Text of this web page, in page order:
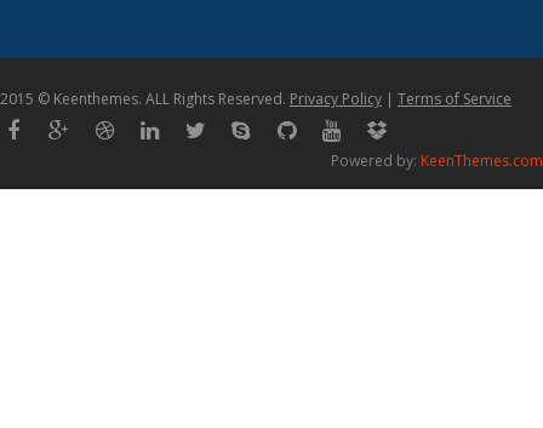
2015 © Keenthemes. ALL Rights Reserved. Privacy Policy | Terms of Service
Powered by: KeenThemes.com